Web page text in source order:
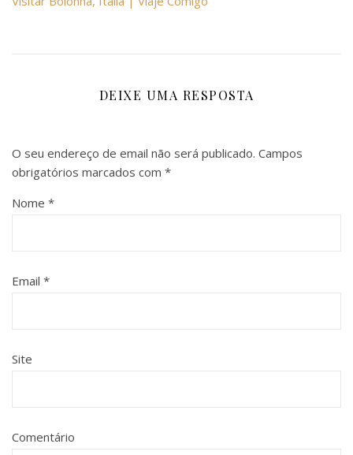
DEIXE UMA RESPOSTA
O seu endereço de email não será publicado. Campos
obrigatórios marcados com *
Nome *
Email *
Site
Comentário